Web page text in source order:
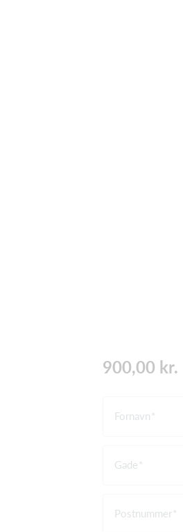
900,00 kr.
Fornavn
Gade
Postnummer